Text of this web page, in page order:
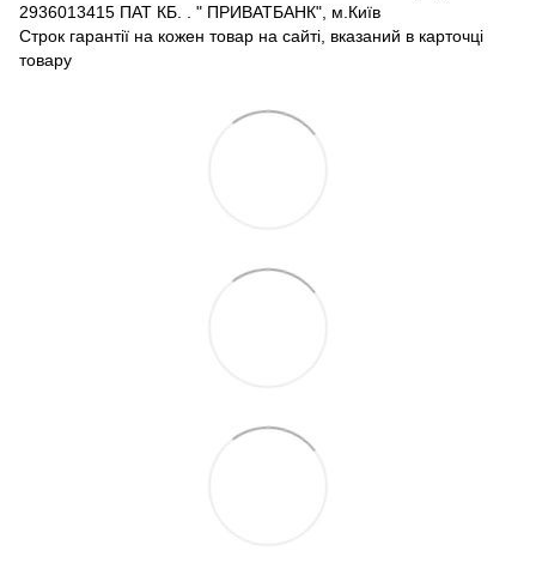
2936013415 ПАТ КБ. . " ПРИВАТБАНК", м.Київ
Строк гарантії на кожен товар на сайті, вказаний в карточці
товару